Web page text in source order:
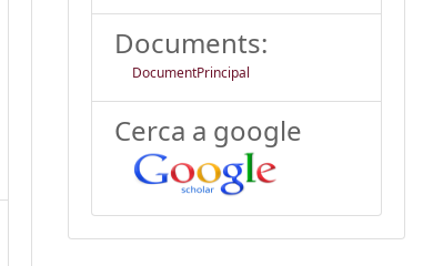
Documents:
DocumentPrincipal
Cerca a google